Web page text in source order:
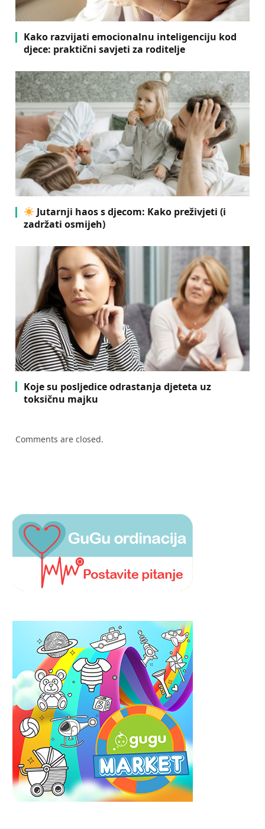
Kako razvijati emocionalnu inteligenciju kod
djece: praktični savjeti za roditelje
Jutarnji haos s djecom: Kako preživjeti (i
zadržati osmijeh)
Koje su posljedice odrastanja djeteta uz
toksičnu majku
Comments are closed.